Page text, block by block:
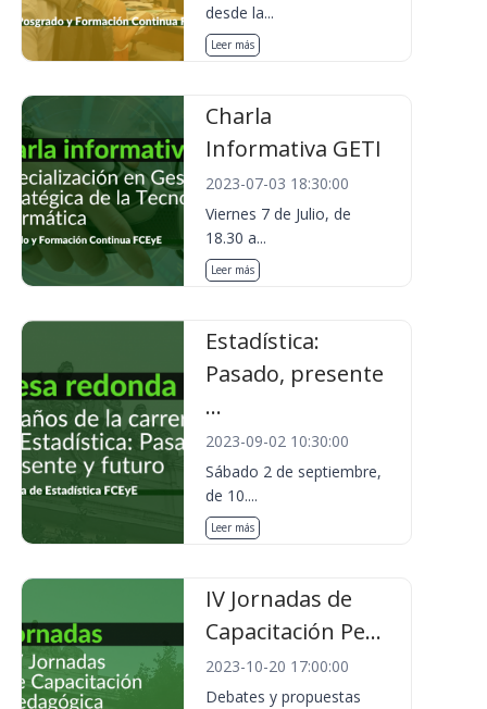
desde la...
Leer más
Charla
Informativa GETI
2023-07-03 18:30:00
Viernes 7 de Julio, de
18.30 a...
Leer más
Estadística:
Pasado, presente
...
2023-09-02 10:30:00
Sábado 2 de septiembre,
de 10....
Leer más
IV Jornadas de
Capacitación Pe...
2023-10-20 17:00:00
Debates y propuestas